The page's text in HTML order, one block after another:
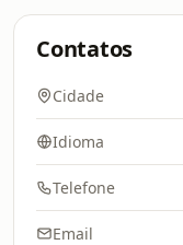
Contatos
Cidade
Idioma
Telefone
Email